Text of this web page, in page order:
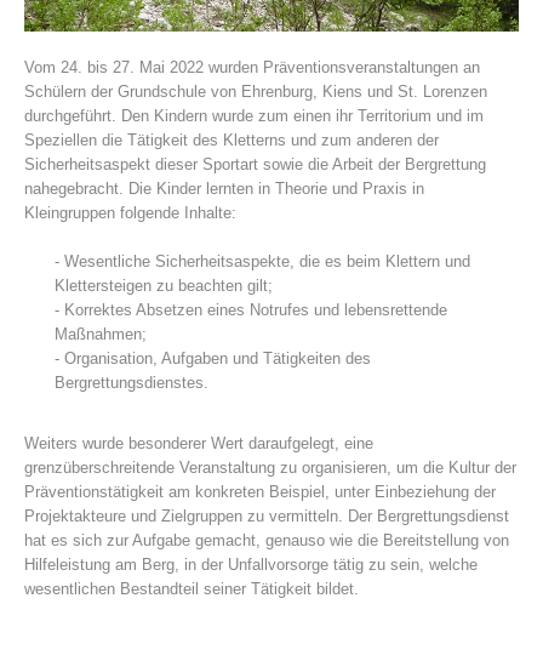
Centres de secours
Vom 24. bis 27. Mai 2022 wurden Präventionsveranstaltungen an
Schülern der Grundschule von Ehrenburg, Kiens und St. Lorenzen
durchgeführt. Den Kindern wurde zum einen ihr Territorium und im
Speziellen die Tätigkeit des Kletterns und zum anderen der
Sicherheitsaspekt dieser Sportart sowie die Arbeit der Bergrettung
nahegebracht. Die Kinder lernten in Theorie und Praxis in
Kleingruppen folgende Inhalte:
- Wesentliche Sicherheitsaspekte, die es beim Klettern und
Klettersteigen zu beachten gilt;
- Korrektes Absetzen eines Notrufes und lebensrettende
Maßnahmen;
- Organisation, Aufgaben und Tätigkeiten des
Bergrettungsdienstes.
Weiters wurde besonderer Wert daraufgelegt, eine
grenzüberschreitende Veranstaltung zu organisieren, um die Kultur der
Präventionstätigkeit am konkreten Beispiel, unter Einbeziehung der
Projektakteure und Zielgruppen zu vermitteln. Der Bergrettungsdienst
hat es sich zur Aufgabe gemacht, genauso wie die Bereitstellung von
Hilfeleistung am Berg, in der Unfallvorsorge tätig zu sein, welche
wesentlichen Bestandteil seiner Tätigkeit bildet.